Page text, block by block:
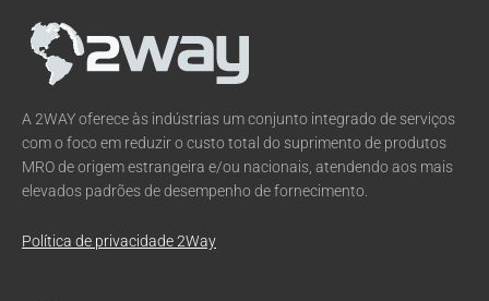
A 2WAY oferece às indústrias um conjunto integrado de serviços
com o foco em reduzir o custo total do suprimento de produtos
MRO de origem estrangeira e/ou nacionais, atendendo aos mais
elevados padrões de desempenho de fornecimento.
Política de privacidade 2Way